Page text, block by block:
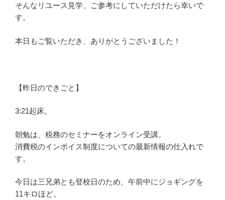
そんなリユース見学、ご参考にしていただけたら幸いで
す。
本日もご覧いただき、ありがとうございました！
【昨日のできごと】
3:21起床。
朝勉は、税務のセミナーをオンライン受講。
消費税のインボイス制度についての最新情報の仕入れで
す。
今日は三兄弟とも登校日のため、午前中にジョギングを
11キロほど。